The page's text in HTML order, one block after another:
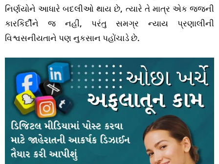
નિર્ણયોને આધારે બદલીઓ થાય છે, ત્યારે તે માત્ર એક જજની
કારકિર્દીને જ નહીં, પરંતુ સમગ્ર ન્યાય પ્રણાલીની
વિશ્વસનીયતાને પણ નુકસાન પહોંચાડે છે.